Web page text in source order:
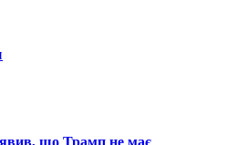
що Трамп не має